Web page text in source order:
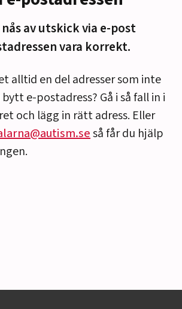
av utskick via e-post
vara korrekt.
alltid en del adresser som inte
e-postadress? Gå i så fall in i
och lägg in rätt adress. Eller
så får du hjälp